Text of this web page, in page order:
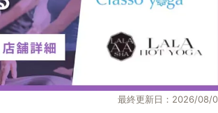
最終更新日：2026/08/